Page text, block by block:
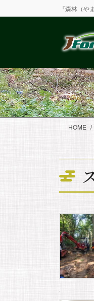
ン
に
移
動
ビ
ョ
ン
に
移
動
『森林（や
HOME